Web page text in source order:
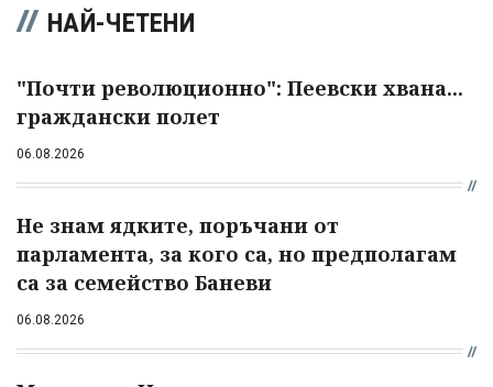
НАЙ-ЧЕТЕНИ
"Почти революционно": Пеевски хвана...
граждански полет
06.08.2026
Не знам ядките, поръчани от
парламента, за кого са, но предполагам
са за семейство Баневи
06.08.2026